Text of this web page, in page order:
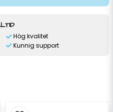
Hög kvalitet
Kunnig support